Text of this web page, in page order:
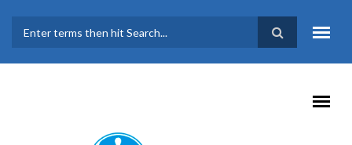
FORMULARIO DE
BÚSQUEDA